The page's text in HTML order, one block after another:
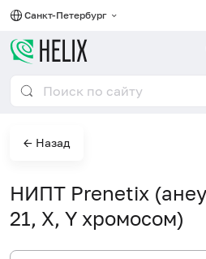
Санкт-Петербург
← Назад
НИПТ Prenetix
21, X, Y хромосом)